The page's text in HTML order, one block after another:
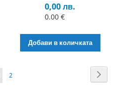
0,00 лв.
0.00 €
Добави в количката
Страница
2